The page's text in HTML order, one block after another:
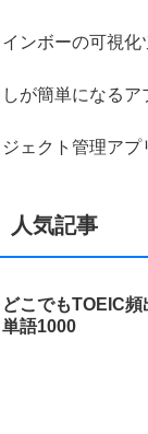
ンボーの可視化
が簡単になるア
ェクト管理アプ
人気記事
どこでもTOEIC頻
単語1000